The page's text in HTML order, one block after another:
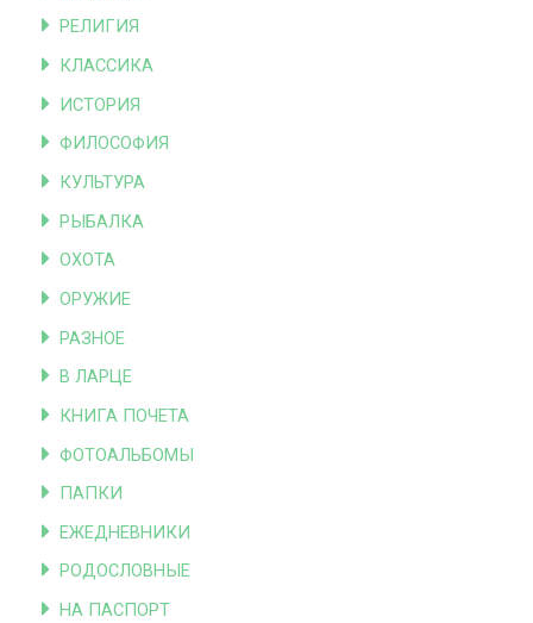
РЕЛИГИЯ
КЛАССИКА
ИСТОРИЯ
ФИЛОСОФИЯ
КУЛЬТУРА
РЫБАЛКА
ОХОТА
ОРУЖИЕ
РАЗНОЕ
В ЛАРЦЕ
КНИГА ПОЧЕТА
ФОТОАЛЬБОМЫ
ПАПКИ
ЕЖЕДНЕВНИКИ
РОДОСЛОВНЫЕ
НА ПАСПОРТ